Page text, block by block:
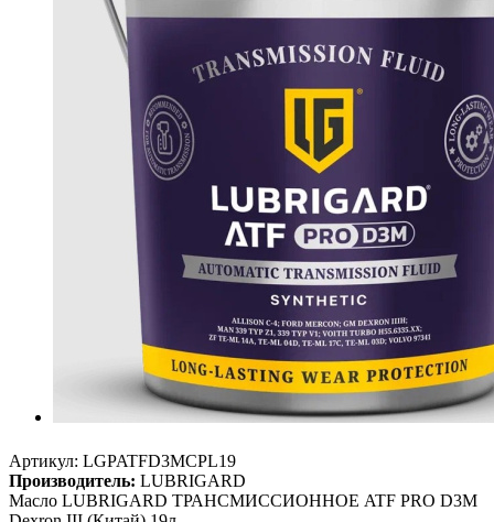
Артикул: LGPATFD3MCPL19
Производитель: LUBRIGARD
Масло LUBRIGARD ТРАНСМИССИОННОЕ ATF PRO D3M